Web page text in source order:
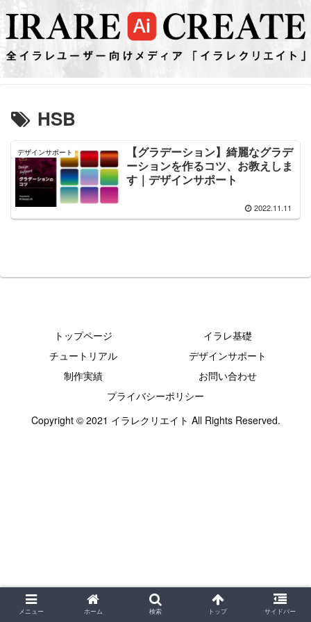
HSB
デザインサポート
【グラデーション】綺麗なグラデ
ーションを作るコツ、お教えしま
す｜デザインサポート
2022.11.11
トップページ
イラレ基礎
チュートリアル
デザインサポート
制作実績
お問い合わせ
プライバシーポリシー
Copyright © 2021 イラレクリエイト All Rights Reserved.
メニュー ホーム 検索 トップ サイドバー